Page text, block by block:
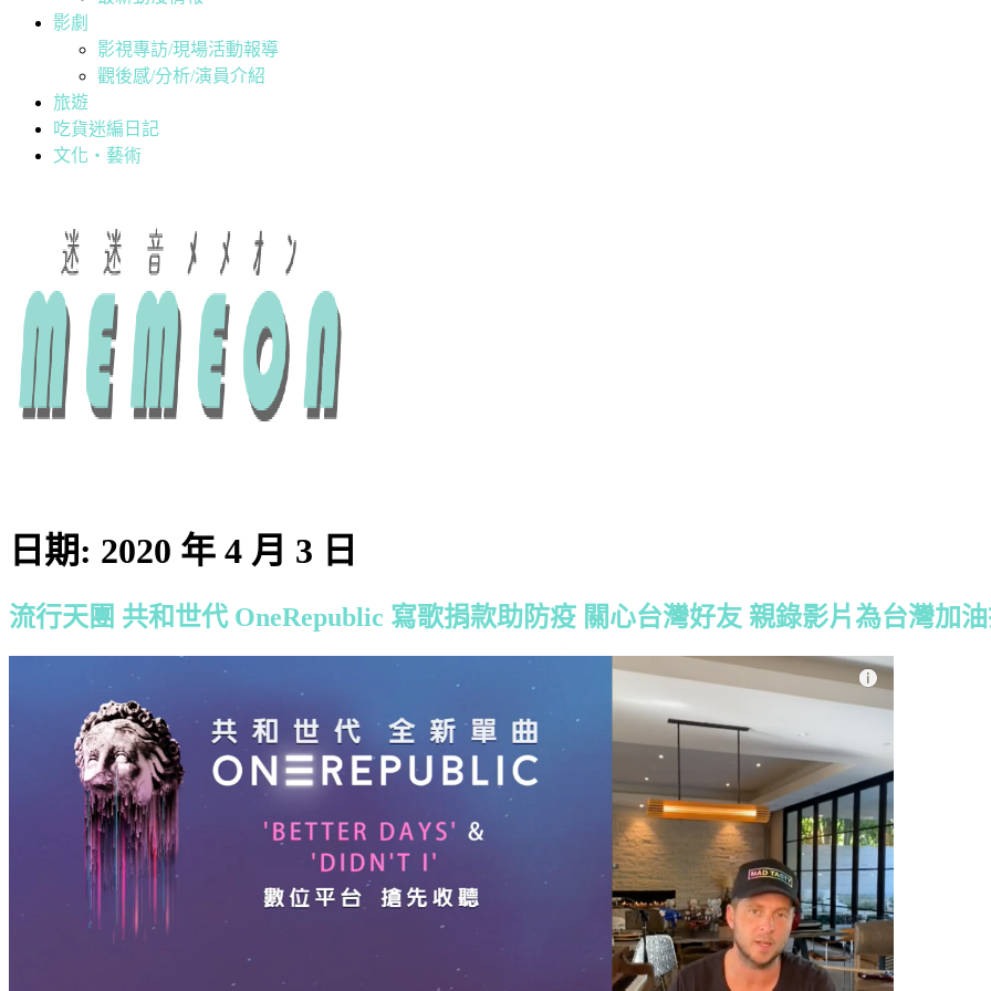
影劇
影視專訪/現場活動報導
觀後感/分析/演員介紹
旅遊
吃貨迷編日記
文化・藝術
日期: 2020 年 4 月 3 日
流行天團 共和世代 OneRepublic 寫歌捐款助防疫 關心台灣好友 親錄影片為台灣加